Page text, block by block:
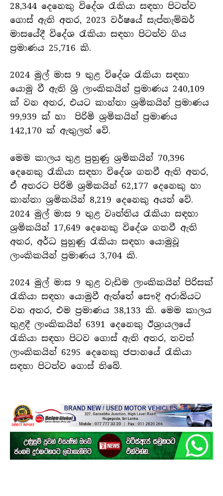
28,344 දෙනෙකු විදේශ රැකියා සඳහා පිටත්ව
ගොස් ඇති අතර, 2023 වර්ෂයේ සැප්තැම්බර්
මාසයේදී විදේශ රැකියා සඳහා පිටත්ව ගිය
ප්‍රමාණය 25,716 කි.
2024 මුල් මාස 9 තුළ විදේශ රැකියා සඳහා
යොමු වී ඇති ශ්‍රි ලාංකිකයින් ප්‍රමාණය 240,109
ක් වන අතර, එයට කාන්තා ශ්‍රමිකයින් ප්‍රමාණය
99,939 ක් හා පිරිමි ශ්‍රමිකයින් ප්‍රමාණය
142,170 ක් ඇතුලත් වේ.
මෙම කාලය තුළ පුහුණු ශ්‍රමිකයින් 70,396
දෙනෙකු රැකියා සඳහා විදේශ ගතවී ඇති අතර,
ඒ අතරට පිරිමි ශ්‍රමිකයින් 62,177 දෙනෙකු හා
කාන්තා ශ්‍රමිකයින් 8,219 දෙනෙකු අයත් වේ.
2024 මුල් මාස 9 තුළ වෘත්තිය රැකියා සඳහා
ශ්‍රමිකයින් 17,649 දෙනෙකු විදේශ ගතවී ඇති
අතර, අර්ධ පුහුණු රැකියා සඳහා යොමුවූ
ලාංකිකයින් ප්‍රමාණය 3,704 කි.
2024 මුල් මාස 9 තුළ වැඩිම ලාංකිකයින් පිරිසක්
රැකියා සඳහා යොමුවී ඇත්තේ සෞදි අරාබියට
වන අතර, එම ප්‍රමාණය 38,133 කි. මෙම කාලය
තුළදී ලාංකිකයින් 6391 දෙනෙකු ඊශ්‍රායලයේ
රැකියා සඳහා පිටව ගොස් ඇති අතර, තවත්
ලාංකිකයින් 6295 දෙනෙකු ජපානයේ රැකියා
සඳහා පිටත්ව ගොස් තිබේ.